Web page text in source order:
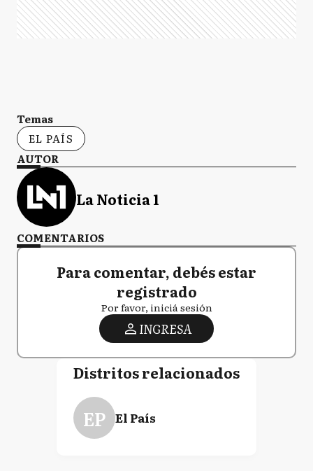
Temas
EL PAÍS
AUTOR
La Noticia 1
COMENTARIOS
Para comentar, debés estar
registrado
Por favor, iniciá sesión
INGRESA
Distritos relacionados
EP El País